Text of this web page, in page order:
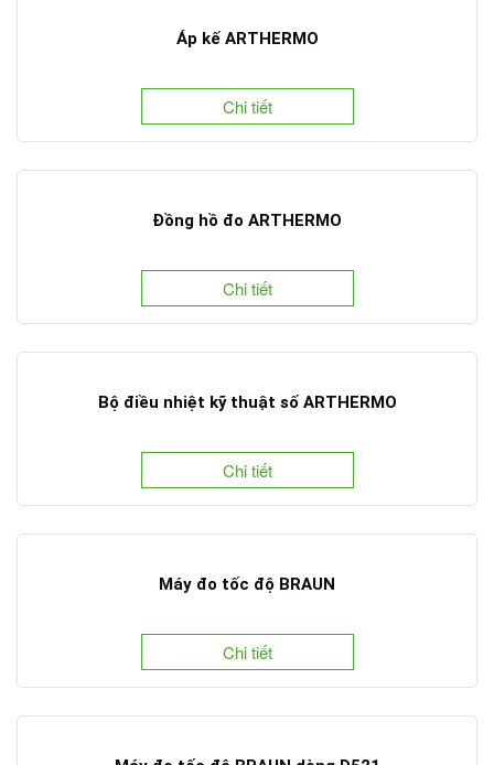
Áp kế ARTHERMO
Chi tiết
Đồng hồ đo ARTHERMO
Chi tiết
Bộ điều nhiệt kỹ thuật số ARTHERMO
Chi tiết
Máy đo tốc độ BRAUN
Chi tiết